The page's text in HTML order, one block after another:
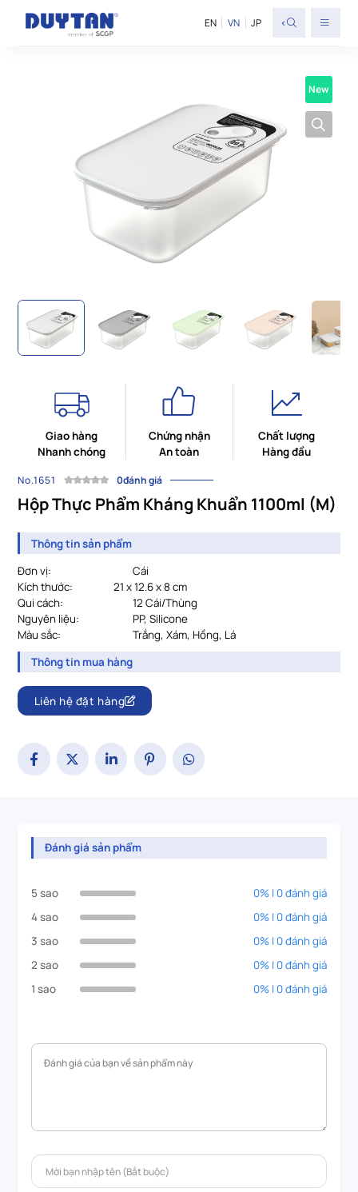
EN VN JP <
New
Giao hàng
Nhanh chóng
Chứng nhận
An toàn
Chất lượng
Hàng đầu
No.1651 0đánh giá
Hộp Thực Phẩm Kháng Khuẩn 1100ml (M)
Thông tin sản phẩm
Đơn vị:
Cái
Kích thước:
21 x 12.6 x 8 cm
Qui cách:
				12
Cái/Thùng
Nguyên liệu:
PP, Silicone
Màu sắc:
				Trắng, Xám, Hồng, Lá
Thông tin mua hàng
Liên hệ đặt hàng
Đánh giá sản phẩm
5 sao
0% | 0 đánh giá
4 sao
0% | 0 đánh giá
3 sao
0% | 0 đánh giá
2 sao
0% | 0 đánh giá
1 sao
0% | 0 đánh giá